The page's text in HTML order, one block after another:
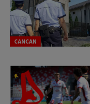
CANCAN